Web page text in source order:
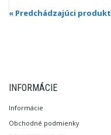
« Predchádzajúci produkt
INFORMÁCIE
Informácie
Obchodné podmienky